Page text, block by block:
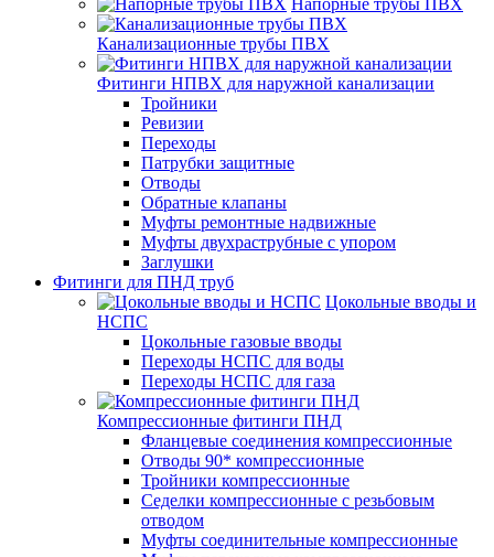
Напорные трубы ПВХ
Канализационные трубы ПВХ
Фитинги НПВХ для наружной канализации
Тройники
Ревизии
Переходы
Патрубки защитные
Отводы
Обратные клапаны
Муфты ремонтные надвижные
Муфты двухраструбные с упором
Заглушки
Фитинги для ПНД труб
Цокольные вводы и
НСПС
Цокольные газовые вводы
Переходы НСПС для воды
Переходы НСПС для газа
Компрессионные фитинги ПНД
Фланцевые соединения компрессионные
Отводы 90* компрессионные
Тройники компрессионные
Седелки компрессионные с резьбовым
отводом
Муфты соединительные компрессионные